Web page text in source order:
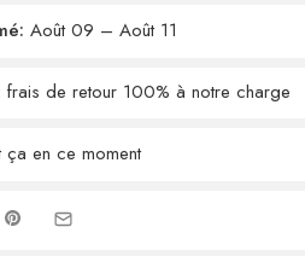
Août 09 – Août 11
: frais de retour 100% à notre charge
en ce moment